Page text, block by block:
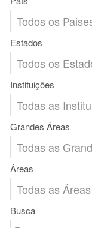
Estados
Instituições
Grandes Áreas
Áreas
Busca